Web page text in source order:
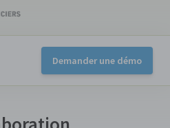
Demander une démo